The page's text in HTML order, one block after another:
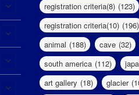
registration criteria(8) (123)
registration criteria(10) (196)
animal (188) cave (32)
south america (112)
art gallery (18) glacier